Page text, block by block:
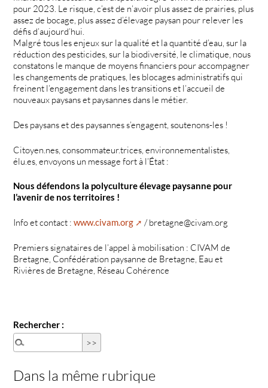
pour 2023. Le risque, c’est de n’avoir plus assez de prairies, plus
assez de bocage, plus assez d’élevage paysan pour relever les
défis d’aujourd’hui.
Malgré tous les enjeux sur la qualité et la quantité d’eau, sur la
réduction des pesticides, sur la biodiversité, le climatique, nous
constatons le manque de moyens financiers pour accompagner
les changements de pratiques, les blocages administratifs qui
freinent l’engagement dans les transitions et l’accueil de
nouveaux paysans et paysannes dans le métier.
Des paysans et des paysannes s’engagent, soutenons-les !
Citoyen.nes, consommateur.trices, environnementalistes,
élu.es, envoyons un message fort à l’État :
Nous défendons la polyculture élevage paysanne pour
l’avenir de nos territoires !
Info et contact :www.civam.org / bretagne@civam.org
Premiers signataires de l’appel à mobilisation : CIVAM de
Bretagne, Confédération paysanne de Bretagne, Eau et
Rivières de Bretagne, Réseau Cohérence
Rechercher :
Dans la même rubrique